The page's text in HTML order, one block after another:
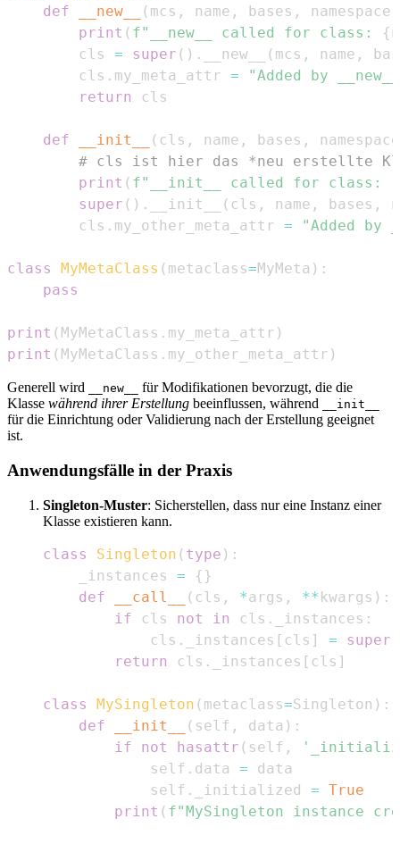
def
__new__ ( mcs , name , bases , namespace
print ( f"__new__ called for class: {
        cls
= super ( ) . __new__ ( mcs , name ,
        cls
. my_meta_attr =
"Added by
return
def __init__ ( cls , name , bases ,
namespace
# cls ist hier das *neu erstellte
print ( f"__init__ called for class:
super ( ) . __init__ ( cls , name , bases ,
        cls
. my_other_meta_attr = "Added by
class MyMetaClass ( metaclass=MyMeta ) :
pass
print ( MyMetaClass . my_meta_attr )
print ( MyMetaClass . my_other_meta_attr )
Generell wird __new__
für Modifikationen bevorzugt, die die
Klasse während ihrer Erstellung beeinflussen, während __init__
für die Einrichtung oder Validierung nach der Erstellung geeignet
ist.
Anwendungsfälle in der Praxis
Singleton-Muster: Sicherstellen, dass nur eine Instanz einer
Klasse existieren kann.
class Singleton ( type ) :
    _instances
= { }
def
__call__ ( cls , *args , ** kwargs ) :
if cls not in cls . _instances :
            cls
. _instances [ cls ] = super
return
cls . _instances [ cls ]
class MySingleton ( metaclass=Singleton ) :
def
__init__ ( self , data ) :
if
not hasattr ( self ,
            self
. data =
            self
. _initialized = True
print ( f"MySingleton instance